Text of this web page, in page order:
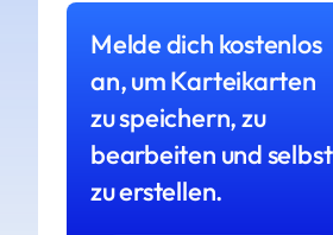
Melde dich kostenlos
an, um Karteikarten
zu speichern, zu
bearbeiten und selbst
zu erstellen.